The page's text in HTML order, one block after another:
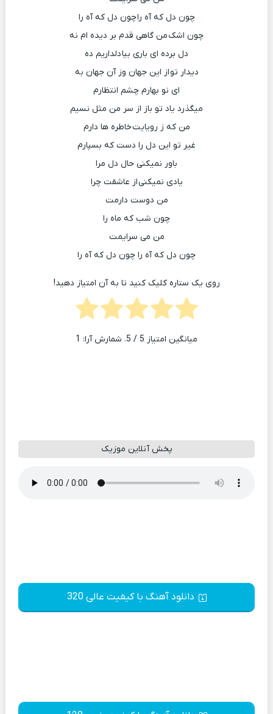
چون دل که آه را چون دل که آه را
چون اشک من گاهی قدم بر دیده ام نه
دل برده ای باری بیا دلداریم ده
دیدار تو از این جهان وز آن جهان به
ای نو بهارم چشم انتظارم
میگذرد یاد تو باز از سر من مثل نسیم
من که ز رویایت خاطره ها دارم
غیر تو این دل را دست که بسپارم
باور نمیکنی حال دل مرا
یادی نمیکنی از عاشقت چرا
من دوست دارمت
چون شب که ماه را
من می سرایمت
چون دل که آه را چون دل که آه را
روی یک ستاره کلیک کنید تا به آن امتیاز دهید!
میانگین امتیاز 5 / 5. شمارش آرا: 1
پخش آنلاین موزیک
دانلود آهنگ با کیفیت عالی 320